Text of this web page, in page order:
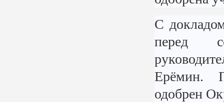
С
перед
Ерёмин.
одобрен